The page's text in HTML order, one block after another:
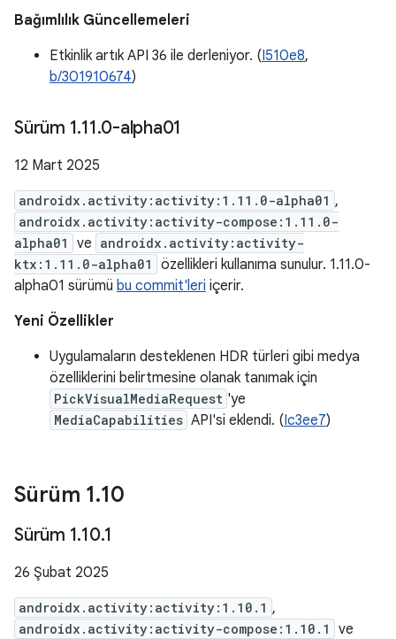
Bağımlılık Güncellemeleri
Etkinlik artık API 36 ile derleniyor. (I510e8,
b/301910674)
Sürüm 1.11.0-alpha01
12 Mart 2025
androidx.activity:activity:1.11.0-alpha01 ,
androidx.activity:activity-compose:1.11.0-
alpha01
ve androidx.activity:activity-
ktx:1.11.0-alpha01
özellikleri kullanıma sunulur. 1.11.0-
alpha01 sürümü bu commit'leri içerir.
Yeni Özellikler
Uygulamaların desteklenen HDR türleri gibi medya
özelliklerini belirtmesine olanak tanımak için
PickVisualMediaRequest 'ye
MediaCapabilities API'si eklendi. (Ic3ee7)
Sürüm 1.10
Sürüm 1.10.1
26 Şubat 2025
androidx.activity:activity:1.10.1 ,
androidx.activity:activity-compose:1.10.1 ve